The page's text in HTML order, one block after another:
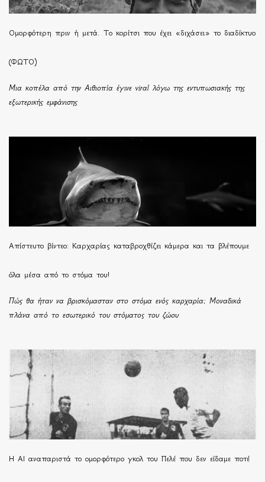
Ομορφότερη πριν ή μετά. Το κορίτσι που έχει «διχάσει» το διαδίκτυο
(ΦΩΤΟ)
Μια κοπέλα από την Αιθιοπία έγινε viral λόγω της εντυπωσιακής της
εξωτερικής εμφάνισης
Απίστευτο βίντεο: Καρχαρίας καταβροχθίζει κάμερα και τα βλέπουμε
όλα μέσα από το στόμα του!
Πώς θα ήταν να βρισκόμασταν στο στόμα ενός καρχαρία; Μοναδικά
πλάνα από το εσωτερικό του στόματος του ζώου
Η ΑΙ αναπαριστά το ομορφότερο γκολ του Πελέ που δεν είδαμε ποτέ